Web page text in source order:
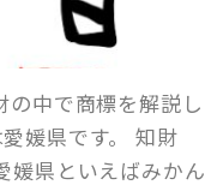
の中で商標を解説し
愛媛県です。 知財
県といえばみかん